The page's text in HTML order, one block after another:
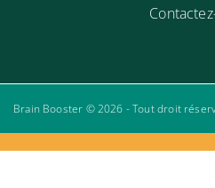
Brain Booster © 2026 - Tout droit